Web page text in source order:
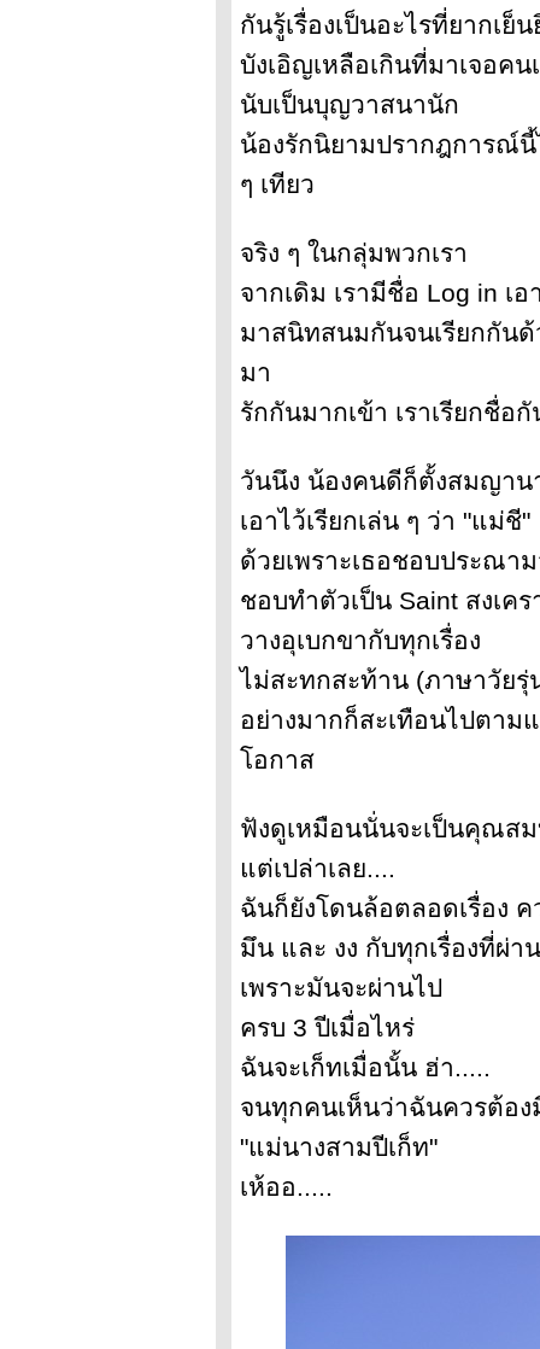
กันรู้เรื่องเป็นอะไรที่ยากเย็
บังเอิญเหลือเกินที่มาเจอค
นับเป็นบุญวาสนานัก
น้องรักนิยามปรากฎการณ์นี้
ๆ เทียว
จริง ๆ ในกลุ่มพวกเรา
จากเดิม เรามีชื่อ Log in เ
มาสนิทสนมกันจนเรียกกันด้
มา
รักกันมากเข้า เราเรียกชื่อ
วันนึง น้องคนดีก็ตั้งสมญาน
เอาไว้เรียกเล่น ๆ ว่า "แม่ชี"
ด้วยเพราะเธอชอบประณา
ชอบทำตัวเป็น Saint สงเค
วางอุเบกขากับทุกเรื่อง
ไม่สะทกสะท้าน (ภาษาวัยรุ่
อย่างมากก็สะเทือนไปตาม
อกาส
ฟังดูเหมือนนั่นจะเป็นคุณส
ต่เปล่าเลย....
ฉันก็ยังโดนล้อตลอดเรื่อง
มึน และ งง กับทุกเรื่องที่ผ่า
เพราะมันจะผ่านไป
ครบ 3 ปีเมื่อไหร่
ฉันจะเก็ทเมื่อนั้น ฮ่า.....
จนทุกคนเห็นว่าฉันควรต้อ
"แม่นางสามปีเก็ท"
เห้ออ.....